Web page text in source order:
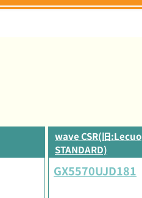
wave CSR(旧:Lecuo
STANDARD)
GX5570UJD181